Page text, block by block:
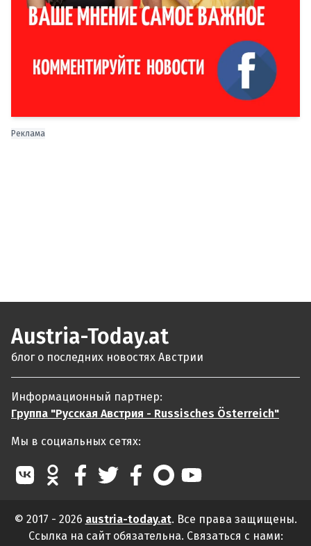
Реклама
Austria-Today.at
блог о последних новостях Австрии
Информационный партнер:
Группа "Русская Австрия - Russisches Österreich"
Мы в социальных сетях:
© 2017 - 2026 austria-today.at. Все права защищены.
Ссылка на сайт обязательна. Связаться с нами: